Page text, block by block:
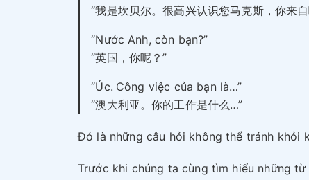
“我是坎贝尔。很高兴认识您马克斯，你来
“Nước Anh, còn bạn?”
“英国，你呢？”
“Úc. Công việc của bạn là…”
“澳大利亚。你的工作是什么…”
Đó là những câu hỏi không thể tránh khỏi
Trước khi chúng ta cùng tìm hiểu những